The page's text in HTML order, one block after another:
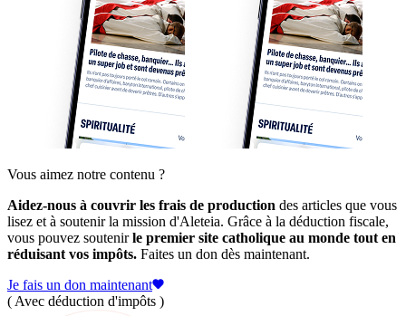
Vous aimez notre contenu ?
Aidez-nous à couvrir les frais de production des articles que vous
lisez et à soutenir la mission d'Aleteia. Grâce à la déduction fiscale,
vous pouvez soutenirle premier site catholique au monde tout en
réduisant vos impôts. Faites un don dès maintenant.
Je fais un don maintenant
( Avec déduction d'impôts )